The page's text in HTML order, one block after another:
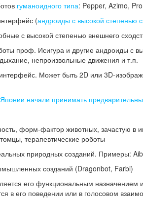
гуманоидного типа: Pepper, Azimo,
(андроиды с высокой степенью
с высокой степенью внешнего
проф. Исигура и другие андроиды с
непроизвольные движения и т.п.
Может быть 2D или 3D-
начали принимать
форм-фактор животных, зачастую в
терапевтические роботы
природных созданий. Примеры:
созданий (Dragonbot, Farbi)
его функциональным назначением
в его поведении или в голосовом